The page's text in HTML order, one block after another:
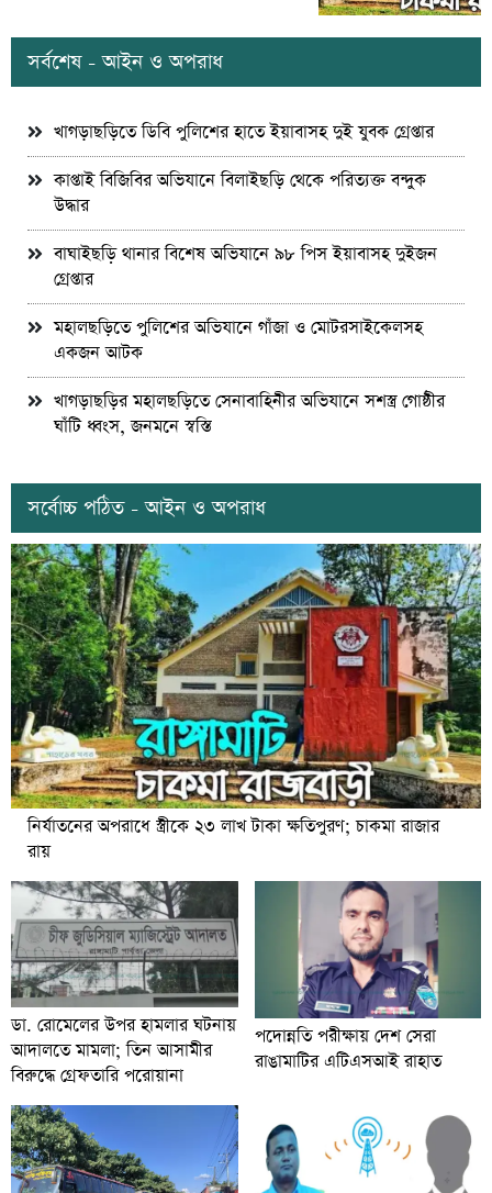
সর্বশেষ - আইন ও অপরাধ
খাগড়াছড়িতে ডিবি পুলিশের হাতে ইয়াবাসহ দুই যুবক গ্রেপ্তার
কাপ্তাই বিজিবির অভিযানে বিলাইছড়ি থেকে পরিত্যক্ত বন্দুক
উদ্ধার
বাঘাইছড়ি থানার বিশেষ অভিযানে ৯৮ পিস ইয়াবাসহ দুইজন
গ্রেপ্তার
মহালছড়িতে পুলিশের অভিযানে গাঁজা ও মোটরসাইকেলসহ
একজন আটক
খাগড়াছড়ির মহালছড়িতে সেনাবাহিনীর অভিযানে সশস্ত্র গোষ্ঠীর
ঘাঁটি ধ্বংস, জনমনে স্বস্তি
সর্বোচ্চ পঠিত - আইন ও অপরাধ
নির্যাতনের অপরাধে স্ত্রীকে ২৩ লাখ টাকা ক্ষতিপুরণ; চাকমা রাজার
রায়
ডা. রোমেলের উপর হামলার ঘটনায়
আদালতে মামলা; তিন আসামীর
বিরুদ্ধে গ্রেফতারি পরোয়ানা
পদোন্নতি পরীক্ষায় দেশ সেরা
রাঙামাটির এটিএসআই রাহাত